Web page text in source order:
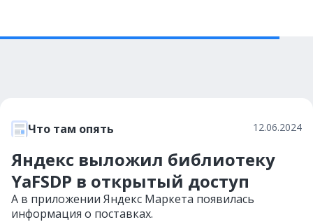
Что там опять 12.06.2024
Яндекс выложил библиотеку
YaFSDP в открытый доступ
А в приложении Яндекс Маркета появилась
информация о поставках.